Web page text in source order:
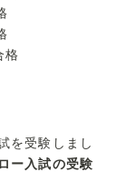
を受験しまし
ー入試の受験